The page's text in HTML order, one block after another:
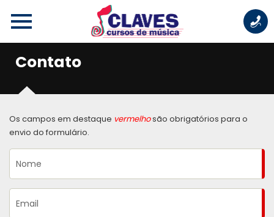
Contato
Os campos em destaque vermelhosão obrigatórios para o
envio do formulário.